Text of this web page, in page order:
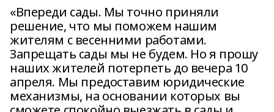
«Впереди сады. Мы точно приняли
решение, что мы поможем нашим
жителям с весенними работами.
Запрещать сады мы не будем. Но я прошу
наших жителей потерпеть до вечера 10
апреля. Мы предоставим юридические
механизмы, на основании которых вы